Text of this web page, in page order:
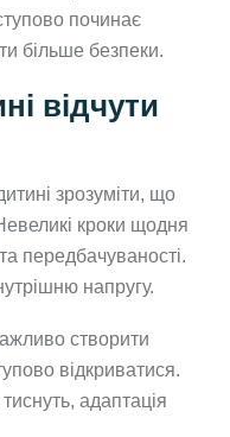
починає
більше безпеки.
відчути
зрозуміти, що
кроки щодня
передбачуваності.
напругу.
створити
відкриватися.
адаптація